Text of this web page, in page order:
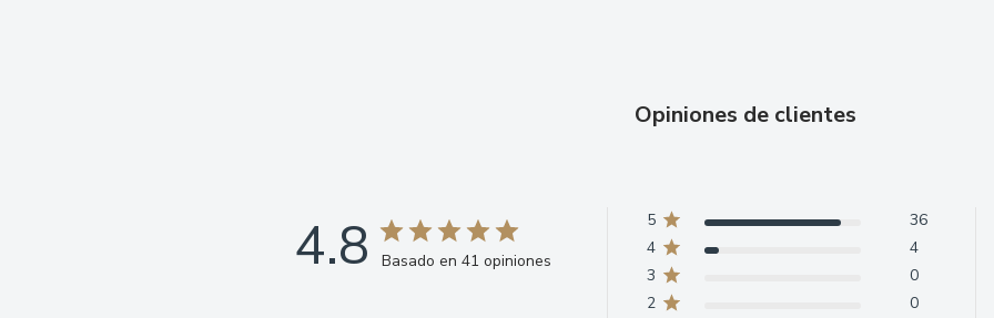
Opiniones de clientes
4.8 Basado en 41 opiniones
5
36
4
4
3
0
2
0